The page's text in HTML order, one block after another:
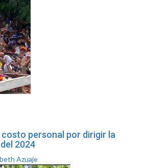
personal por dirigir la
2024
Azuaje